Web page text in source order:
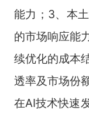
能力；3、本
的市场响应能
续优化的成本
透率及市场份
在AI技术快速